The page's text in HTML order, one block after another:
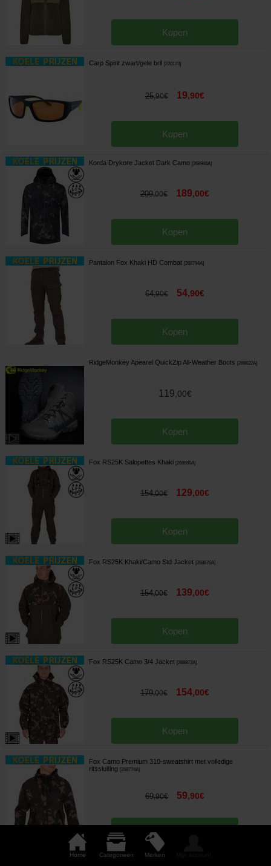
Home Categorieën Merken
Kopen
Carp Spirit zwart/gele bril 220123]
25,90€ 19,90€
Kopen
Korda Drykore Jacket Dark Camo 268948A]
209,00€ 189,00€
Kopen
Pantalon Fox Khaki HD Combat 268794A]
64,90€ 54,90€
Kopen
RidgeMonkey Apearel QuickZip All-Weather Boots 268822A]
119 00€
Kopen
Fox RS25K Salopettes Khaki 268880A]
154,00€ 129,00€
Kopen
Fox RS25K Khaki/Camo Std Jacket 268876A]
154,00€ 139,00€
Kopen
Fox RS25K Camo 3/4 Jacket 268872A]
179,00€ 154,00€
Kopen
Fox Camo Premium 310-sweatshirt met volledige
ritssluiting
268774A]
69,90€ 59,90€